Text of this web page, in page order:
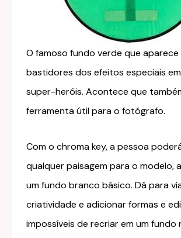
O famoso fundo verde que aparece
bastidores dos efeitos especiais
super-heróis. Acontece que
ferramenta útil para o fotógrafo.
Com o chroma key, a pessoa
qualquer paisagem para o modelo,
um fundo branco básico. Dá para
criatividade e adicionar formas e
impossíveis de recriar em um fundo